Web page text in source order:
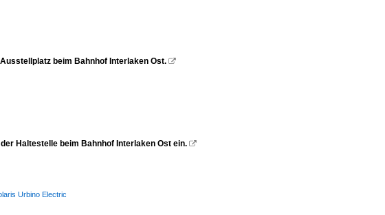
beim Bahnhof Interlaken Ost. 
Haltestelle beim Bahnhof Interlaken Ost ein. 
Urbino Electric